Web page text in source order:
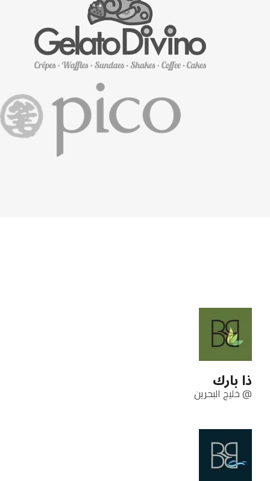
ذا بارك
@ خليج البحرين